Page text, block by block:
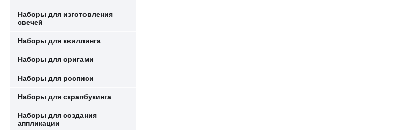
Наборы для изготовления
свечей
Наборы для квиллинга
Наборы для оригами
Наборы для росписи
Наборы для скрапбукинга
Наборы для создания
аппликации